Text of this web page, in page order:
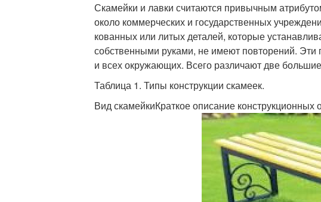
Скамейки и лавки считаются привычным
около коммерческих и государственных
кованных или литых деталей, которые
собственными руками, не имеют повторений. Эти
и всех окружающих. Всего различают две
Таблица 1. Типы конструкции скамеек.
Вид скамейкиКраткое описание конструкционных